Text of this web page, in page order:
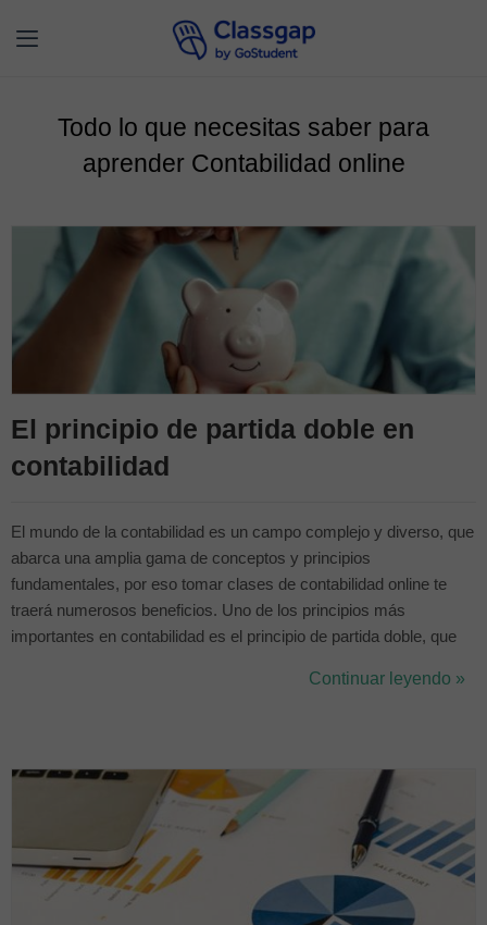
Todo lo que necesitas saber para
aprender Contabilidad online
El principio de partida doble en
contabilidad
El mundo de la contabilidad es un campo complejo y diverso, que
abarca una amplia gama de conceptos y principios
fundamentales, por eso tomar clases de contabilidad online te
traerá numerosos beneficios. Uno de los principios más
importantes en contabilidad es el principio de partida doble, que
al menos dos cuentas. Este principio se basa en la idea de que
Continuar leyendo »